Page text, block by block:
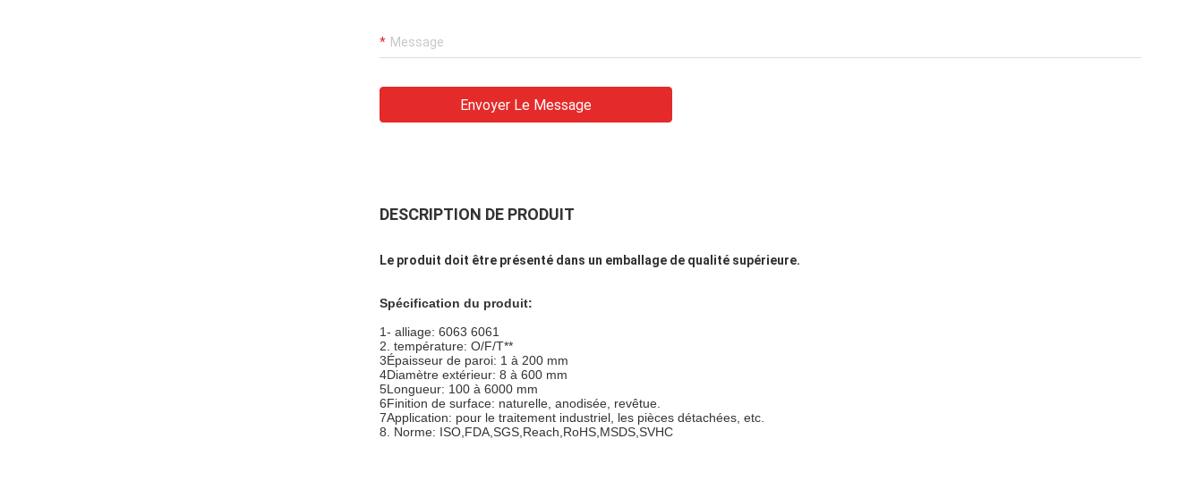
Envoyer Le Message
DESCRIPTION DE PRODUIT
Le produit doit être présenté dans un emballage de qualité supérieure.
Spécification du produit:
1- alliage: 6063 6061
2. température: O/F/T**
3Épaisseur de paroi: 1 à 200 mm
4Diamètre extérieur: 8 à 600 mm
5Longueur: 100 à 6000 mm
6Finition de surface: naturelle, anodisée, revêtue.
7Application: pour le traitement industriel, les pièces détachées, etc.
8. Norme: ISO,FDA,SGS,Reach,RoHS,MSDS,SVHC